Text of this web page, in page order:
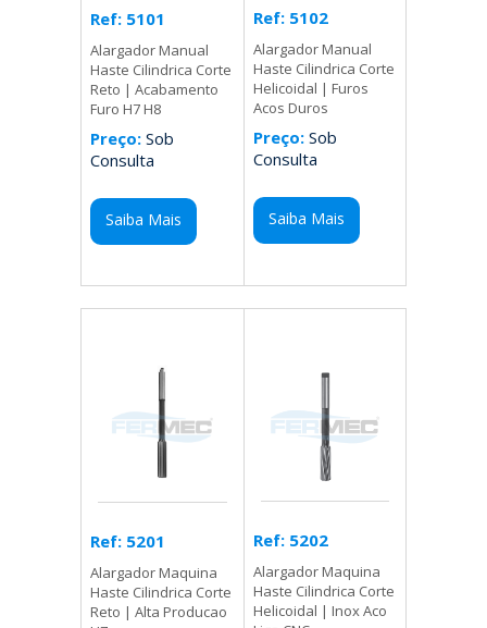
Ref: 5101
Alargador Manual
Haste Cilindrica Corte
Reto | Acabamento
Furo H7 H8
Preço: Sob
Consulta
Saiba Mais
Ref: 5102
Alargador Manual
Haste Cilindrica Corte
Helicoidal | Furos
Acos Duros
Preço:Sob
Consulta
Saiba Mais
Ref: 5201
Alargador Maquina
Haste Cilindrica Corte
Reto | Alta Producao
Ref: 5202
Alargador Maquina
Haste Cilindrica Corte
Helicoidal | Inox Aco